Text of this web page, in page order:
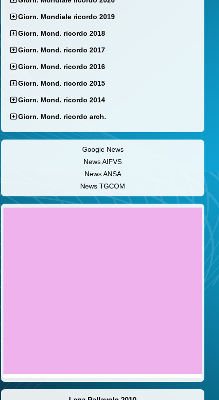
Giorn. Mondiale ricordo 2019
Giorn. Mond. ricordo 2018
Giorn. Mond. ricordo 2017
Giorn. Mond. ricordo 2016
Giorn. Mond. ricordo 2015
Giorn. Mond. ricordo 2014
Giorn. Mond. ricordo arch.
Google News
News AIFVS
News ANSA
News TGCOM